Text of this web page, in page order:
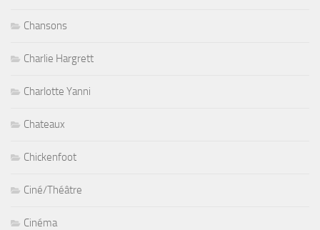
Chansons
Charlie Hargrett
Charlotte Yanni
Chateaux
Chickenfoot
Ciné/Théâtre
Cinéma